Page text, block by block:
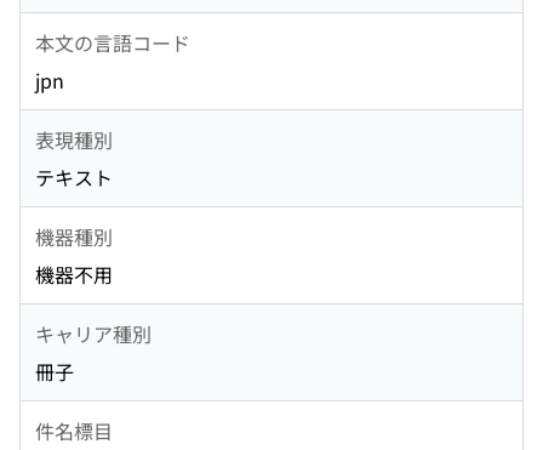
本文の言語コード
jpn
表現種別
テキスト
機器種別
機器不用
キャリア種別
冊子
件名標目